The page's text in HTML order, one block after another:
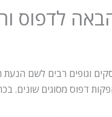
לדפוס
וגופים רבים לשם הנעת
דפוס מסוגים שונים.